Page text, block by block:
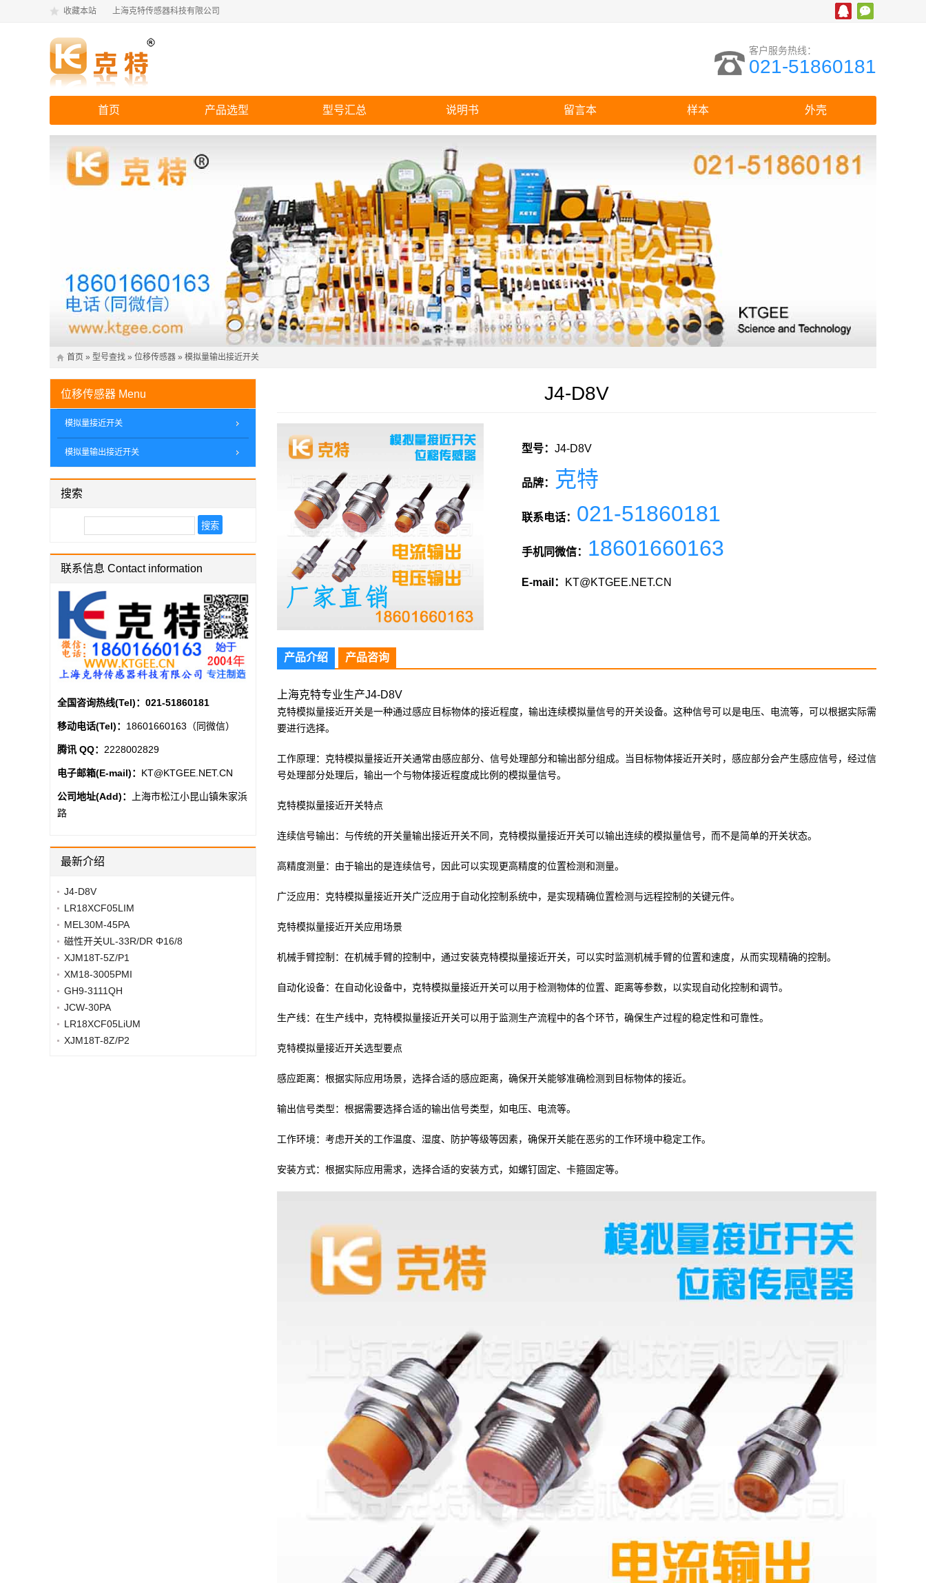
收藏本站 上海克特传感器科技有限公司
客户服务热线：
021-51860181
首页 产品选型 型号汇总 说明书 留言本 样本 外壳
首页 » 型号查找 » 位移传感器 » 模拟量输出接近开关
J4-D8V
型号： J4-D8V
品牌： 克特
联系电话： 021-51860181
手机同微信： 18601660163
E-mail： KT@KTGEE.NET.CN
产品介绍 产品咨询
上海克特专业生产J4-D8V
克特模拟量接近开关是一种通过感应目标物体的接近程度，输出连续模拟量信号的开关设备。这种信号可以是电压、电流等，可以根据实际需
要进行选择。
工作原理：克特模拟量接近开关通常由感应部分、信号处理部分和输出部分组成。当目标物体接近开关时，感应部分会产生感应信号，经过信
号处理部分处理后，输出一个与物体接近程度成比例的模拟量信号。
克特模拟量接近开关特点
连续信号输出：与传统的开关量输出接近开关不同，克特模拟量接近开关可以输出连续的模拟量信号，而不是简单的开关状态。
高精度测量：由于输出的是连续信号，因此可以实现更高精度的位置检测和测量。
广泛应用：克特模拟量接近开关广泛应用于自动化控制系统中，是实现精确位置检测与远程控制的关键元件。
克特模拟量接近开关应用场景
机械手臂控制：在机械手臂的控制中，通过安装克特模拟量接近开关，可以实时监测机械手臂的位置和速度，从而实现精确的控制。
自动化设备：在自动化设备中，克特模拟量接近开关可以用于检测物体的位置、距离等参数，以实现自动化控制和调节。
生产线：在生产线中，克特模拟量接近开关可以用于监测生产流程中的各个环节，确保生产过程的稳定性和可靠性。
克特模拟量接近开关选型要点
感应距离：根据实际应用场景，选择合适的感应距离，确保开关能够准确检测到目标物体的接近。
输出信号类型：根据需要选择合适的输出信号类型，如电压、电流等。
工作环境：考虑开关的工作温度、湿度、防护等级等因素，确保开关能在恶劣的工作环境中稳定工作。
安装方式：根据实际应用需求，选择合适的安装方式，如螺钉固定、卡箍固定等。
位移传感器 Menu
模拟量接近开关
模拟量输出接近开关
搜索
联系信息 Contact information
全国咨询热线(Tel)： 021-51860181
移动电话(Tel)： 18601660163（同微信）
腾讯 QQ： 2228002829
电子邮箱(E-mail)： KT@KTGEE.NET.CN
公司地址(Add)：
上海市松江小昆山镇朱家浜
路
最新介绍
J4-D8V
LR18XCF05LIM
MEL30M-45PA
磁性开关UL-33R/DR Φ16/8
XJM18T-5Z/P1
XM18-3005PMI
GH9-3111QH
JCW-30PA
LR18XCF05LiUM
XJM18T-8Z/P2